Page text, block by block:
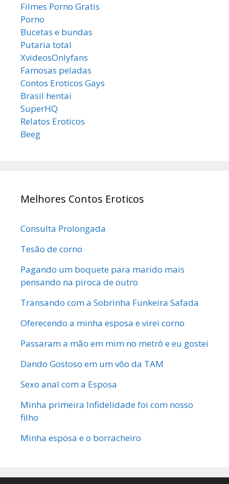
Filmes Porno Gratis
Porno
Bucetas e bundas
Putaria total
XvideosOnlyfans
Famosas peladas
Contos Eroticos Gays
Brasil hentai
SuperHQ
Relatos Eroticos
Beeg
Melhores Contos Eroticos
Consulta Prolongada
Tesão de corno
Pagando um boquete para marido mais
pensando na piroca de outro
Transando com a Sobrinha Funkeira Safada
Oferecendo a minha esposa e virei corno
Passaram a mão em mim no metrô e eu gostei
Dando Gostoso em um vôo da TAM
Sexo anal com a Esposa
Minha primeira Infidelidade foi com nosso
filho
Minha esposa e o borracheiro